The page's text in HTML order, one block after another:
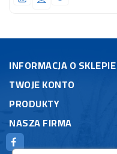
INFORMACJA O SKLEPIE
TWOJE KONTO
PRODUKTY
NASZA FIRMA